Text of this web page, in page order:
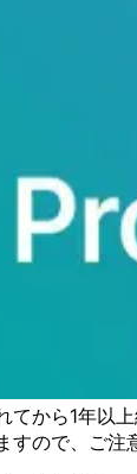
てから1年以
すので、ご注